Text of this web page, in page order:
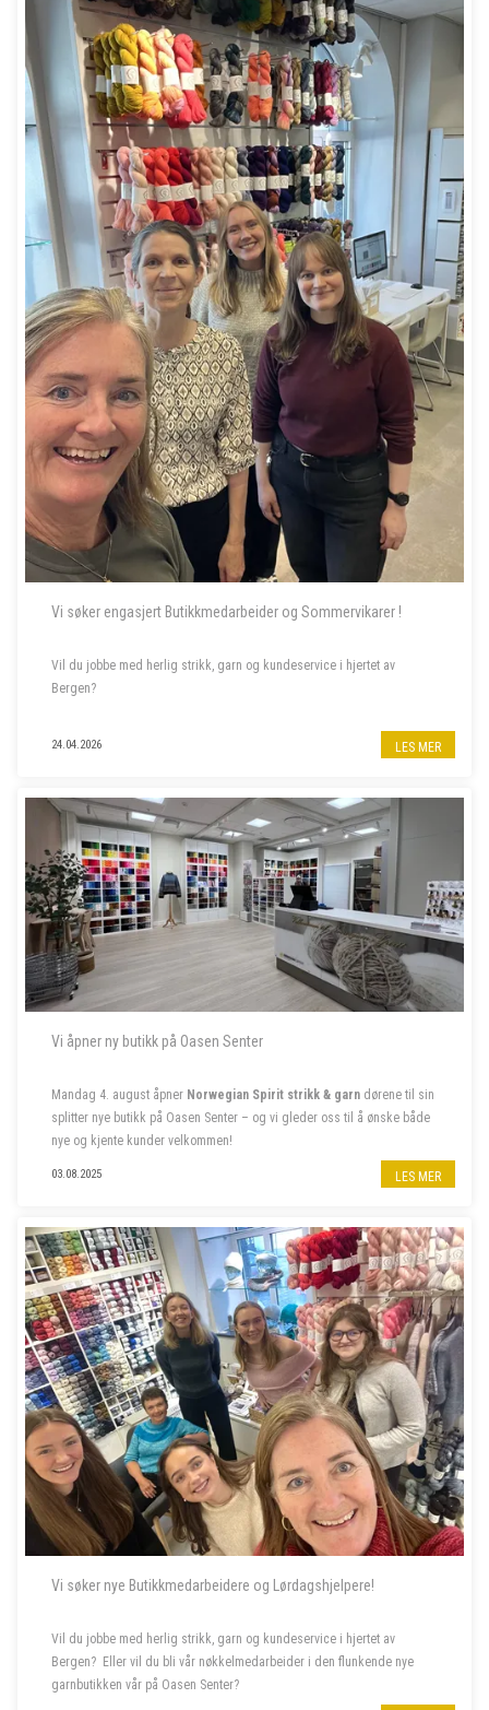
Vi søker engasjert Butikkmedarbeider og Sommervikarer !
Vil du jobbe med herlig strikk, garn og kundeservice i hjertet av
Bergen?
Til garnbutikken vår i Bergen sentrum søker vi butikkmedarbeider i
80% stilling, samt to sommervikarer. Les mer om stillingene nedenfor.
- - - - -
24.04.2026 LES MER
Vi åpner ny butikk på Oasen Senter
Mandag 4. august åpner Norwegian Spirit strikk & garn dørene til sin
splitter nye butikk på Oasen Senter – og vi gleder oss til å ønske både
nye og kjente kunder velkommen!
03.08.2025 LES MER
Vi søker nye Butikkmedarbeidere og Lørdagshjelpere!
Vil du jobbe med herlig strikk, garn og kundeservice i hjertet av
Bergen? Eller vil du bli vår nøkkelmedarbeider i den flunkende nye
garnbutikken vår på Oasen Senter?